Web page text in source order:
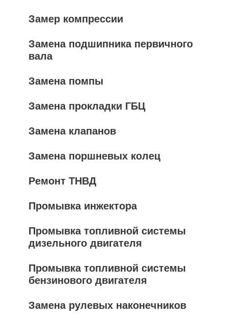
Замер компрессии
Замена подшипника первичного
вала
Замена помпы
Замена прокладки ГБЦ
Замена клапанов
Замена поршневых колец
Ремонт ТНВД
Промывка инжектора
Промывка топливной системы
дизельного двигателя
Промывка топливной системы
бензинового двигателя
Замена рулевых наконечников